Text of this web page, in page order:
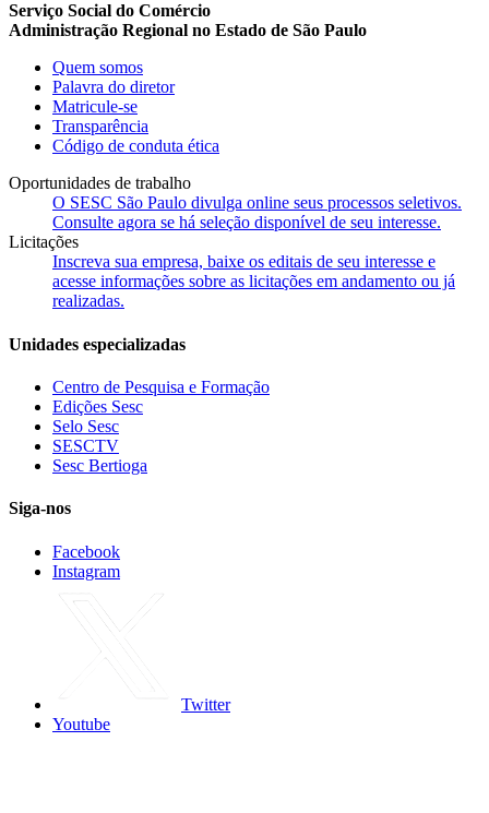
Serviço Social do Comércio
Administração Regional no Estado de São Paulo
Quem somos
Palavra do diretor
Matricule-se
Transparência
Código de conduta ética
Oportunidades de trabalho
O SESC São Paulo divulga online seus processos seletivos.
Consulte agora se há seleção disponível de seu interesse.
Licitações
Inscreva sua empresa, baixe os editais de seu interesse e
acesse informações sobre as licitações em andamento ou já
realizadas.
Unidades especializadas
Centro de Pesquisa e Formação
Edições Sesc
Selo Sesc
SESCTV
Sesc Bertioga
Siga-nos
Facebook
Instagram
Twitter
Youtube